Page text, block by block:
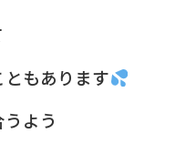
もあります
よう